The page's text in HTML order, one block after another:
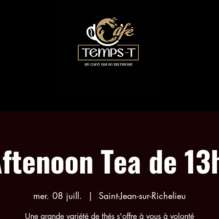
Tea de
mer. 08 juill.
  |
Saint-Jean-sur-Richelieu
Une grande variété de thés s'offre à vous à volonté